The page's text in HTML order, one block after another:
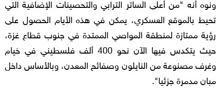
ونوه أنه "من أعلى الساتر الترابي والتحصينات الإضافية التي
تحيط بالموقع العسكري، يمكن في هذه الأيام الحصول على
رؤية ممتازة لمنطقة المواصي الممتدة في جنوب قطاع غزة،
حيث يتكدس فيها الآن نحو 400 ألف فلسطيني في خيام
وغرف مصنوعة من النايلون وصفائح المعدن، وبالأساس داخل
مبان مدمرة جزئيا".